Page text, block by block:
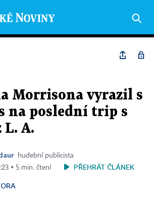
Morrisona vyrazil s
na poslední trip s
L. A.
hudební publicista
▪ 5 min. čtení
PŘEHRÁT ČLÁNEK